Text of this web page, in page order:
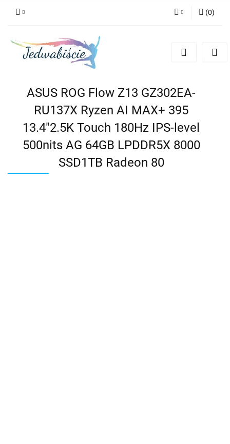
Zarejestruj się
(0)
ASUS ROG Flow Z13 GZ302EA-
RU137X Ryzen AI MAX+ 395
13.4"2.5K Touch 180Hz IPS-level
500nits AG 64GB LPDDR5X 8000
SSD1TB Radeon 80